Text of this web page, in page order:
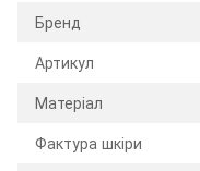
Бренд
Артикул
Матеріал
Фактура шкіри